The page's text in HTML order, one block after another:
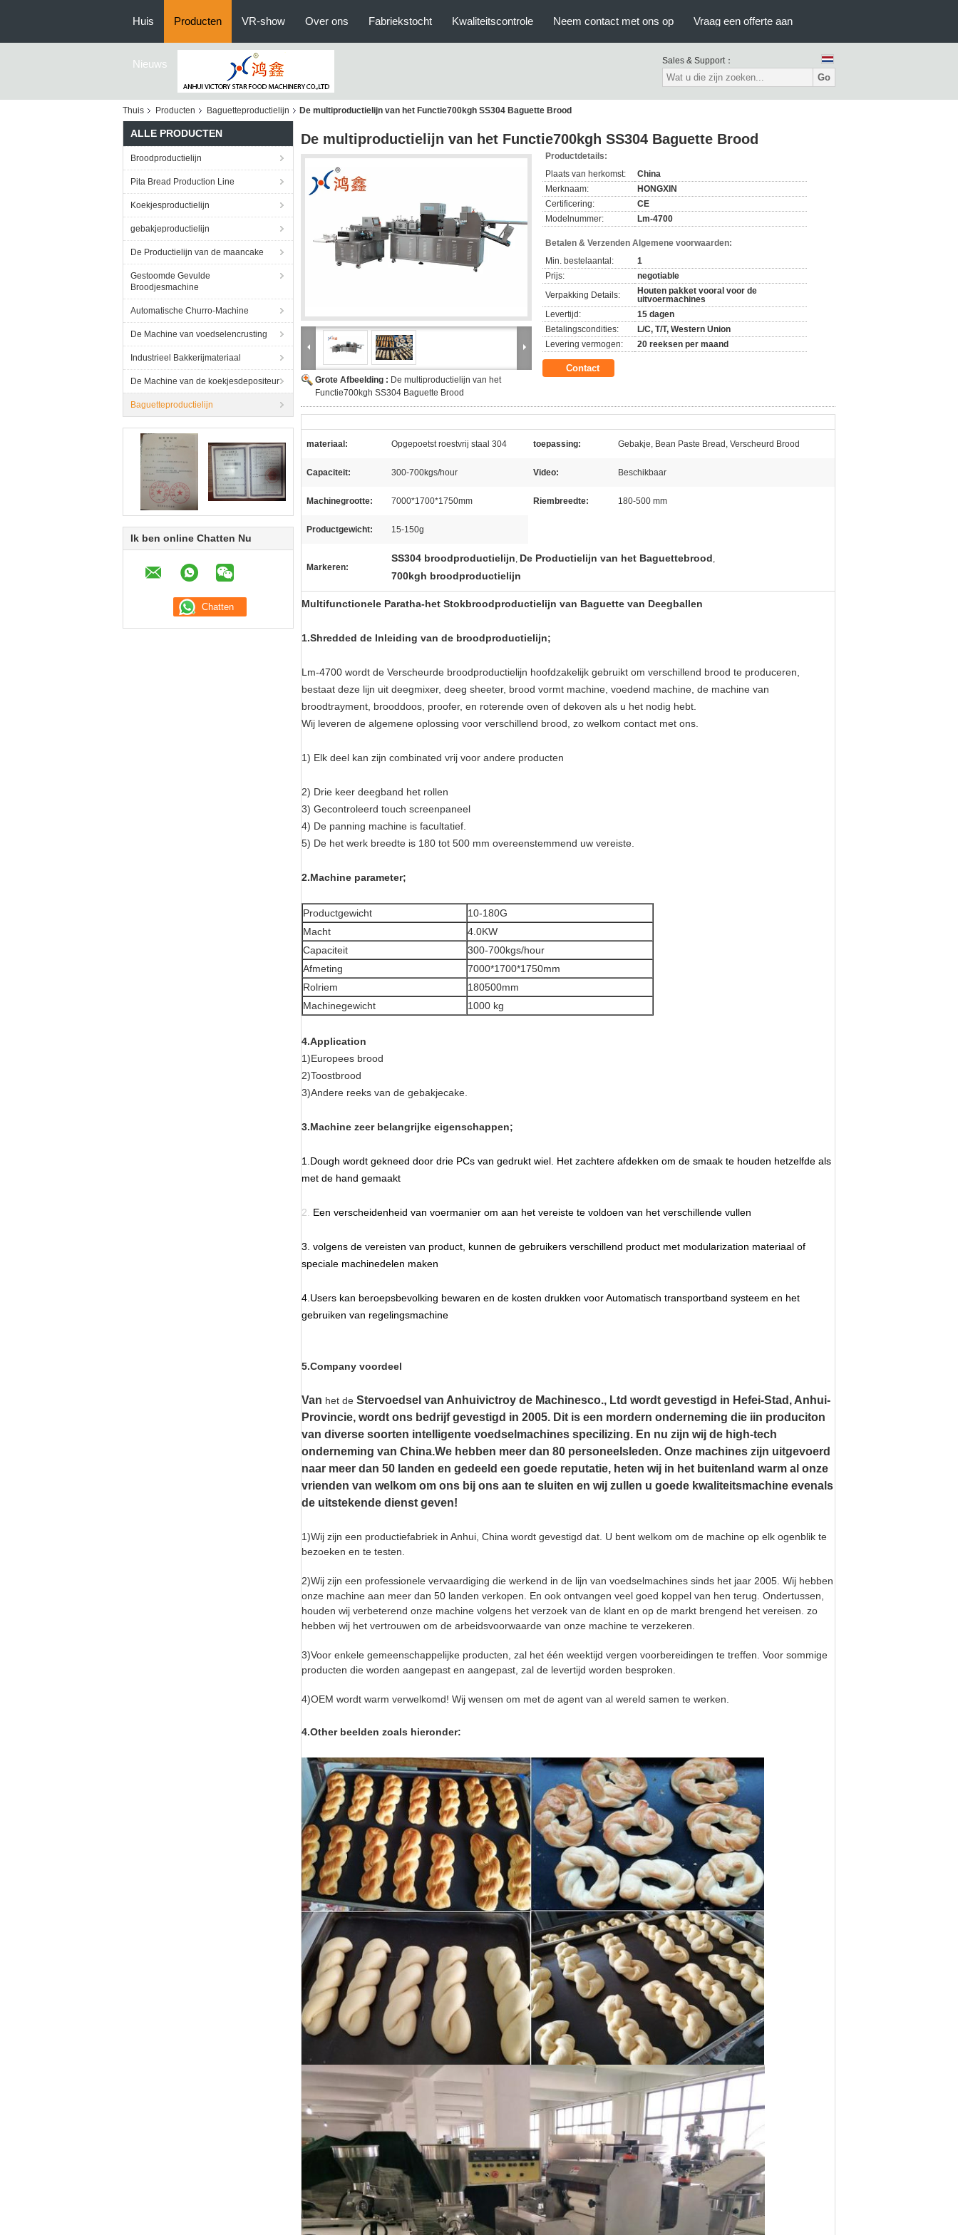
Huis Producten VR-show Over ons Fabriekstocht Kwaliteitscontrole Neem contact met ons op Vraag een offerte aan
Nieuws Sales & Support：
Go
Thuis Producten Baguetteproductielijn De multiproductielijn van het Functie700kgh SS304 Baguette Brood
ALLE PRODUCTEN
Broodproductielijn
Pita Bread Production Line
Koekjesproductielijn
gebakjeproductielijn
De Productielijn van de maancake
Gestoomde Gevulde
Broodjesmachine
Automatische Churro-Machine
De Machine van voedselencrusting
Industrieel Bakkerijmateriaal
De Machine van de koekjesdepositeur
Baguetteproductielijn
Ik ben online Chatten Nu
De multiproductielijn van het Functie700kgh SS304 Baguette Brood
Grote Afbeelding : De multiproductielijn van het
Functie700kgh SS304 Baguette Brood
Productdetails:
Plaats van herkomst:
China
Merknaam:
HONGXIN
Certificering:
CE
Modelnummer:
Lm-4700
Betalen & Verzenden Algemene voorwaarden:
Min. bestelaantal:
1
Prijs:
negotiable
Verpakking Details:
Houten pakket vooral voor de
uitvoermachines
Levertijd:
15 dagen
Betalingscondities:
L/C, T/T, Western Union
Levering vermogen:
20 reeksen per maand
Contact
materiaal: Opgepoetst roestvrij staal 304 toepassing: Gebakje, Bean Paste Bread, Verscheurd Brood
Capaciteit: 300-700kgs/hour Video: Beschikbaar
Machinegrootte: 7000*1700*1750mm Riembreedte: 180-500 mm
Productgewicht: 15-150g
Markeren:
SS304 broodproductielijn, De Productielijn van het Baguettebrood,
700kgh broodproductielijn
Multifunctionele Paratha-het Stokbroodproductielijn van Baguette van Deegballen
1.Shredded de Inleiding van de broodproductielijn;
Lm-4700 wordt de Verscheurde broodproductielijn hoofdzakelijk gebruikt om verschillend brood te produceren,
bestaat deze lijn uit deegmixer, deeg sheeter, brood vormt machine, voedend machine, de machine van
broodtrayment, brooddoos, proofer, en roterende oven of dekoven als u het nodig hebt.
Wij leveren de algemene oplossing voor verschillend brood, zo welkom contact met ons.
1) Elk deel kan zijn combinated vrij voor andere producten
2) Drie keer deegband het rollen
3) Gecontroleerd touch screenpaneel
4) De panning machine is facultatief.
5) De het werk breedte is 180 tot 500 mm overeenstemmend uw vereiste.
2.Machine parameter;
Productgewicht
10-180G
Macht
4.0KW
Capaciteit
300-700kgs/hour
Afmeting
7000*1700*1750mm
Rolriem
180500mm
Machinegewicht
1000 kg
4.Application
1)Europees brood
2)Toostbrood
3)Andere reeks van de gebakjecake.
3.Machine zeer belangrijke eigenschappen;
1.Dough wordt gekneed door drie PCs van gedrukt wiel. Het zachtere afdekken om de smaak te houden hetzelfde als
met de hand gemaakt
2. Een verscheidenheid van voermanier om aan het vereiste te voldoen van het verschillende vullen
3. volgens de vereisten van product, kunnen de gebruikers verschillend product met modularization materiaal of
speciale machinedelen maken
4.Users kan beroepsbevolking bewaren en de kosten drukken voor Automatisch transportband systeem en het
gebruiken van regelingsmachine
5.Company voordeel
Van het de Stervoedsel van Anhuivictroy de Machinesco., Ltd wordt gevestigd in Hefei-Stad, Anhui-
Provincie, wordt ons bedrijf gevestigd in 2005. Dit is een mordern onderneming die iin produciton
van diverse soorten intelligente voedselmachines specilizing. En nu zijn wij de high-tech
onderneming van China.We hebben meer dan 80 personeelsleden. Onze machines zijn uitgevoerd
naar meer dan 50 landen en gedeeld een goede reputatie, heten wij in het buitenland warm al onze
vrienden van welkom om ons bij ons aan te sluiten en wij zullen u goede kwaliteitsmachine evenals
de uitstekende dienst geven!
1)Wij zijn een productiefabriek in Anhui, China wordt gevestigd dat. U bent welkom om de machine op elk ogenblik te
bezoeken en te testen.
2)Wij zijn een professionele vervaardiging die werkend in de lijn van voedselmachines sinds het jaar 2005. Wij hebben
onze machine aan meer dan 50 landen verkopen. En ook ontvangen veel goed koppel van hen terug. Ondertussen,
houden wij verbeterend onze machine volgens het verzoek van de klant en op de markt brengend het vereisen. zo
hebben wij het vertrouwen om de arbeidsvoorwaarde van onze machine te verzekeren.
3)Voor enkele gemeenschappelijke producten, zal het één weektijd vergen voorbereidingen te treffen. Voor sommige
producten die worden aangepast en aangepast, zal de levertijd worden besproken.
4)OEM wordt warm verwelkomd! Wij wensen om met de agent van al wereld samen te werken.
4.Other beelden zoals hieronder: